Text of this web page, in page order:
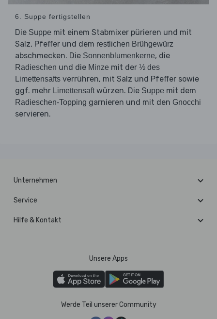
6. Suppe fertigstellen
Die Suppe mit einem Stabmixer pürieren und mit
Salz, Pfeffer und dem restlichen Brühgewürz
abschmecken. Die Sonnenblumenkerne, die
Radieschen und die Minze mit der ½ des
Limettensafts verrühren, mit Salz und Pfeffer sowie
ggf. mehr Limettensaftwürzen. Die Suppe mit dem
Radieschen-Topping garnieren und mit den Gnocchi
servieren.
Unternehmen
Service
Hilfe & Kontakt
Unsere Apps
Werde Teil unserer Community